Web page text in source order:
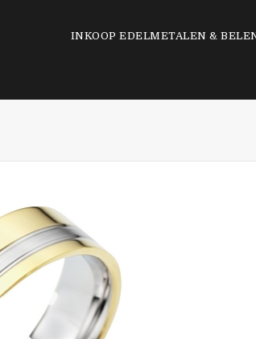
INKOOP EDELMETALEN &